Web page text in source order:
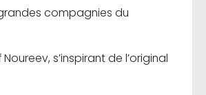
compagnies du
s’inspirant de l’original